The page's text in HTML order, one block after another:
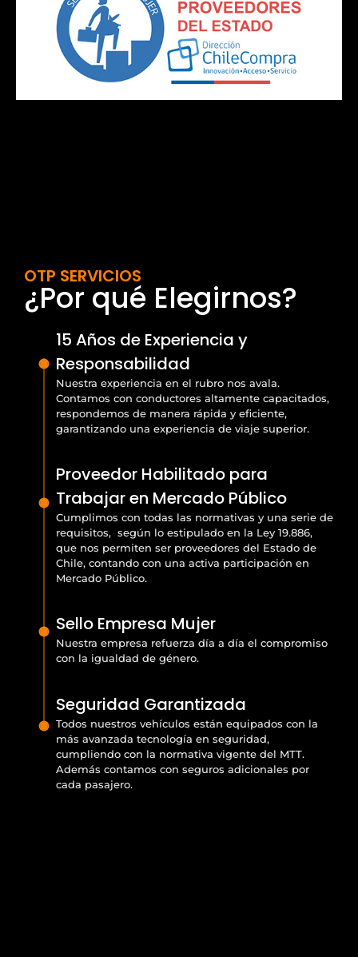
OTP SERVICIOS
¿Por qué Elegirnos?
15 Años de Experiencia y
Responsabilidad
Nuestra experiencia en el rubro nos avala.
Contamos con conductores altamente capacitados,
respondemos de manera rápida y eficiente,
garantizando una experiencia de viaje superior.
Proveedor Habilitado para
Trabajar en Mercado Público
Cumplimos con todas las normativas y una serie de
requisitos, según lo estipulado en la Ley 19.886,
que nos permiten ser proveedores del Estado de
Chile, contando con una activa participación en
Mercado Público.
Sello Empresa Mujer
Nuestra empresa refuerza día a día el compromiso
con la igualdad de género.
Seguridad Garantizada
Todos nuestros vehículos están equipados con la
más avanzada tecnología en seguridad,
cumpliendo con la normativa vigente del MTT.
Además contamos con seguros adicionales por
cada pasajero.